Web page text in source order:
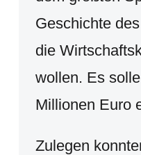
Geschichte
die
wollen. Es
Millionen Euro
Zulegen